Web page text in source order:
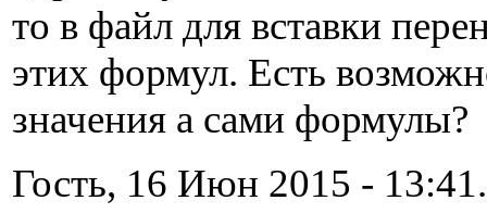
то в файл для вставки
этих формул. Есть
значения а сами формулы?
Гость, 16 Июн 2015 - 13:41.